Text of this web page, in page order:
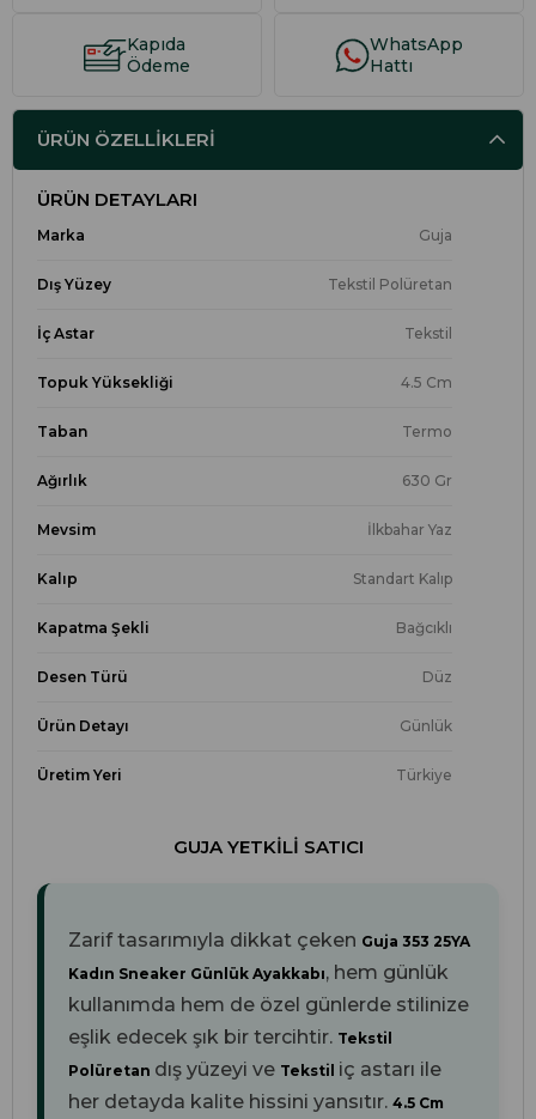
Kapıda
Ödeme
WhatsApp
Hattı
ÜRÜN ÖZELLIKLERI
ÜRÜN DETAYLARI
Marka Guja
Dış Yüzey Tekstil Polüretan
İç Astar Tekstil
Topuk Yüksekliği 4.5 Cm
Taban Termo
Ağırlık 630 Gr
Mevsim İlkbahar Yaz
Kalıp Standart Kalıp
Kapatma Şekli Bağcıklı
Desen Türü Düz
Ürün Detayı Günlük
Üretim Yeri Türkiye
GUJA YETKILI SATICI
Zarif tasarımıyla dikkat çeken Guja 353 25YA
Kadın Sneaker Günlük Ayakkabı, hem günlük
kullanımda hem de özel günlerde stilinize
eşlik edecek şık bir tercihtir. Tekstil
Polüretan dış yüzeyi ve Tekstil iç astarı ile
her detayda kalite hissini yansıtır. 4.5 Cm